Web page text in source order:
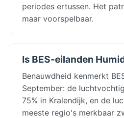
periodes ertussen. Het
maar voorspelbaar.
Is BES-eilanden
Benauwdheid kenmerkt
September: de
75% in Kralendijk, en de
meeste regio's merkbaar